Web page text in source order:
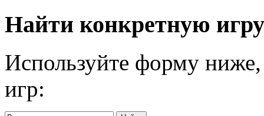
Найти конкретную
Используйте форму
игр: